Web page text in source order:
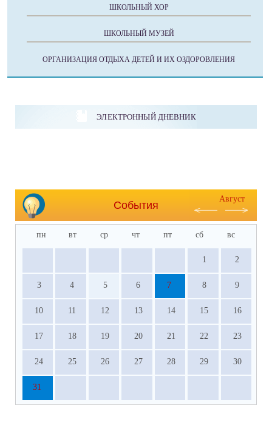
ШКОЛЬНЫЙ ХОР
ШКОЛЬНЫЙ МУЗЕЙ
ОРГАНИЗАЦИЯ ОТДЫХА ДЕТЕЙ И ИХ ОЗДОРОВЛЕНИЯ
ЭЛЕКТРОННЫЙ ДНЕВНИК
События
Август
пн вт ср чт пт сб вс
1 2
3 4 5 6 7 8 9
10 11 12 13 14 15 16
17 18 19 20 21 22 23
24 25 26 27 28 29 30
31